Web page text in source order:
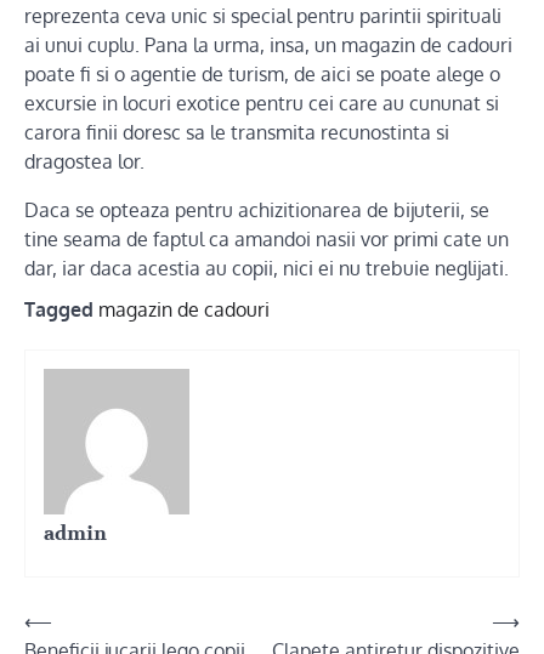
reprezenta ceva unic si special pentru parintii spirituali
ai unui cuplu. Pana la urma, insa, un magazin de cadouri
poate fi si o agentie de turism, de aici se poate alege o
excursie in locuri exotice pentru cei care au cununat si
carora finii doresc sa le transmita recunostinta si
dragostea lor.
Daca se opteaza pentru achizitionarea de bijuterii, se
tine seama de faptul ca amandoi nasii vor primi cate un
dar, iar daca acestia au copii, nici ei nu trebuie neglijati.
Tagged magazin de cadouri
admin
Post
⟵
⟶